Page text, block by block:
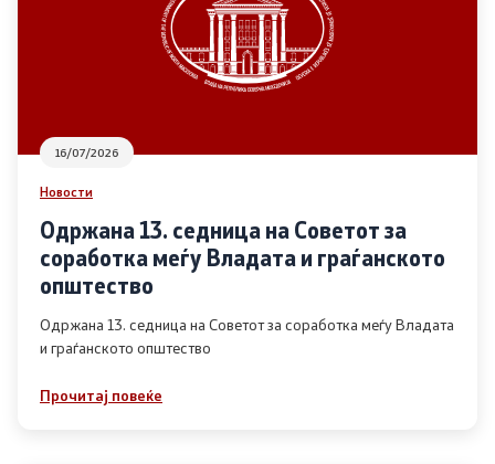
Извештаи
Список на ОЈИ
Контакт
Контакт
16/07/2026
Новости
Одржана 13. седница на Советот за
соработка меѓу Владата и граѓанското
општество
Одржана 13. седница на Советот за соработка меѓу Владата
и граѓанското општество
Прочитај повеќе